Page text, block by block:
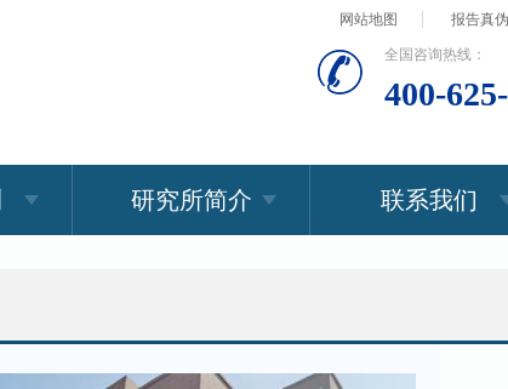
网站地图 报告真
全国咨询热线：
400-
研究所简介 联系我们